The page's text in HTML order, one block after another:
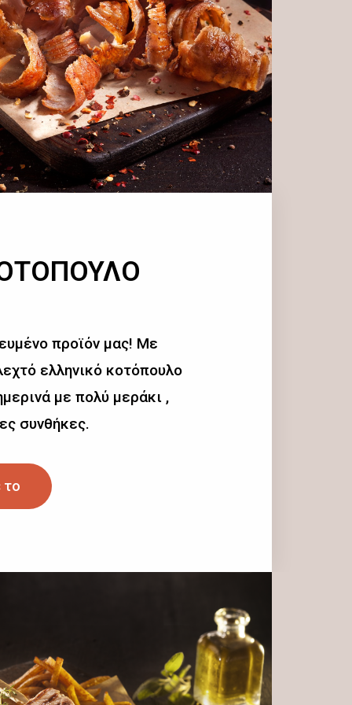
προϊόν μας! Με
ελληνικό κοτόπουλο
με πολύ μεράκι ,
συνθήκες.
το